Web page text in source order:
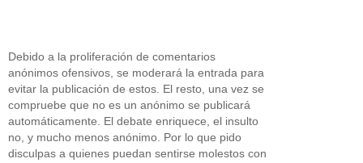
Debido a la proliferación de comentarios
anónimos ofensivos, se moderará la entrada para
evitar la publicación de estos. El resto, una vez se
compruebe que no es un anónimo se publicará
automáticamente. El debate enriquece, el insulto
no, y mucho menos anónimo. Por lo que pido
disculpas a quienes puedan sentirse molestos con